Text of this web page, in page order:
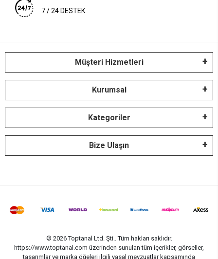
7 / 24 DESTEK
Müşteri Hizmetleri
Kurumsal
Kategoriler
Bize Ulaşın
© 2026 Toptanal Ltd. Şti.. Tüm hakları saklıdır.
https://www.toptanal.com üzerinden sunulan tüm içerikler, görseller,
tasarımlar ve marka öğeleri ilgili yasal mevzuatlar kapsamında